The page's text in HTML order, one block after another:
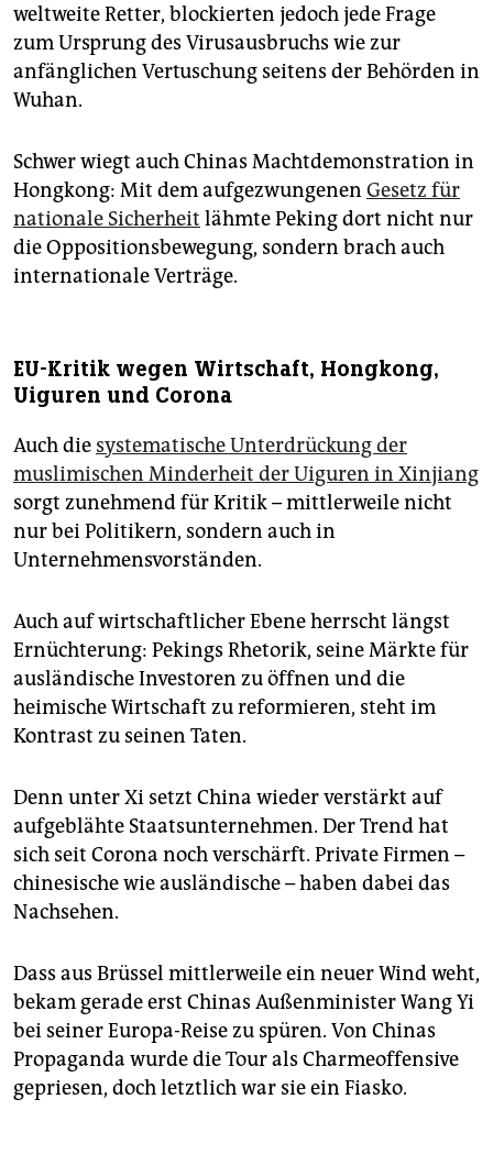
weltweite Retter, blockierten jedoch jede Frage
zum Ursprung des Virusausbruchs wie zur
anfänglichen Vertuschung seitens der Behörden in
Wuhan.
Schwer wiegt auch Chinas Machtdemonstration in
Hongkong: Mit dem aufgezwungenen Gesetz für
nationale Sicherheit lähmte Peking dort nicht nur
die Oppositionsbewegung, sondern brach auch
internationale Verträge.
EU-Kritik wegen Wirtschaft, Hongkong,
Uiguren und Corona
Auch die systematische Unterdrückung der
muslimischen Minderheit der Uiguren in Xinjiang
sorgt zunehmend für Kritik – mittlerweile nicht
nur bei Politikern, sondern auch in
Unternehmensvorständen.
Auch auf wirtschaftlicher Ebene herrscht längst
Ernüchterung: Pekings Rhetorik, seine Märkte für
ausländische Investoren zu öffnen und die
heimische Wirtschaft zu reformieren, steht im
Kontrast zu seinen Taten.
Denn unter Xi setzt China wieder verstärkt auf
aufgeblähte Staatsunternehmen. Der Trend hat
sich seit Corona noch verschärft. Private Firmen –
chinesische wie ausländische – haben dabei das
Nachsehen.
Dass aus Brüssel mittlerweile ein neuer Wind weht,
bekam gerade erst Chinas Außenminister Wang Yi
bei seiner Europa-Reise zu spüren. Von Chinas
Propaganda wurde die Tour als Charme­offensive
gepriesen, doch letztlich war sie ein Fiasko.